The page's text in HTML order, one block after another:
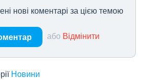
нові коментарі за цією темою
або Відмінити
Новини